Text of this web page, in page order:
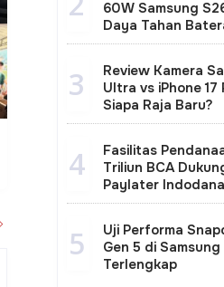
Birokrasi, Menteri PU
Dody Hanggodo Luruskan
Disinformasi Cuti Pegawai
492
60W Samsung
Daya Tahan
3
Review Kamera
Ultra vs iPhone 17
Siapa Raja Baru?
4
Fasilitas
Triliun BCA
Paylater Indodana
5
Uji Performa
Gen 5 di
Terlengkap